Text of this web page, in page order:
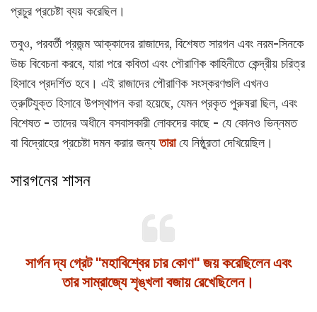
প্রচুর প্রচেষ্টা ব্যয় করেছিল।
তবুও, পরবর্তী প্রজন্ম আক্কাদের রাজাদের, বিশেষত সারগন এবং নরম-সিনকে
উচ্চ বিবেচনা করবে, যারা পরে কবিতা এবং পৌরাণিক কাহিনীতে কেন্দ্রীয় চরিত্র
হিসাবে প্রদর্শিত হবে। এই রাজাদের পৌরাণিক সংস্করণগুলি এখনও
ত্রুটিযুক্ত হিসাবে উপস্থাপন করা হয়েছে, যেমন প্রকৃত পুরুষরা ছিল, এবং
বিশেষত - তাদের অধীনে বসবাসকারী লোকদের কাছে - যে কোনও ভিন্নমত
বা বিদ্রোহের প্রচেষ্টা দমন করার জন্যতারাযে নিষ্ঠুরতা দেখিয়েছিল।
সারগনের শাসন
সার্গন দ্য গ্রেট "মহাবিশ্বের চার কোণ" জয় করেছিলেন এবং
তার সাম্রাজ্যে শৃঙ্খলা বজায় রেখেছিলেন।